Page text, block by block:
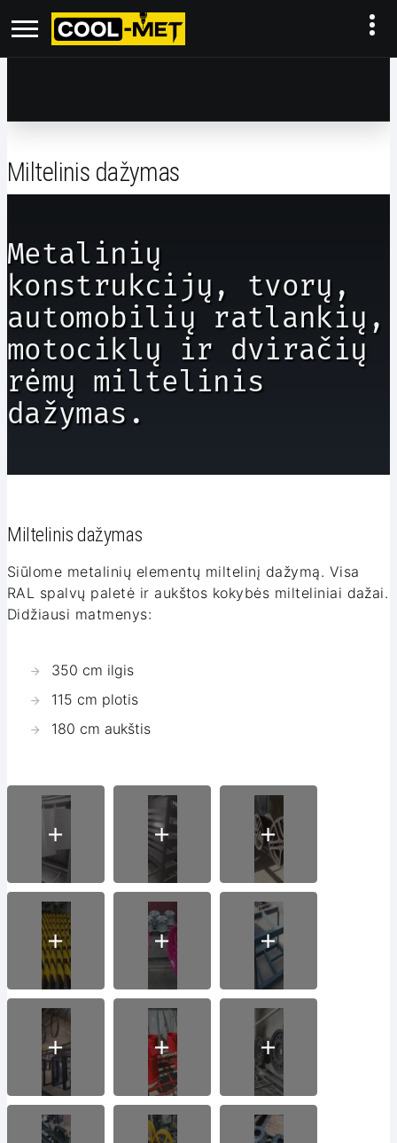
Miltelinis dažymas
Metalinių
konstrukcijų, tvorų,
automobilių ratlankių,
motociklų ir dviračių
rėmų miltelinis
dažymas.
Miltelinis dažymas
Siūlome metalinių elementų miltelinį dažymą. Visa
RAL spalvų paletė ir aukštos kokybės milteliniai dažai.
Didžiausi matmenys:
350 cm ilgis
115 cm plotis
180 cm aukštis